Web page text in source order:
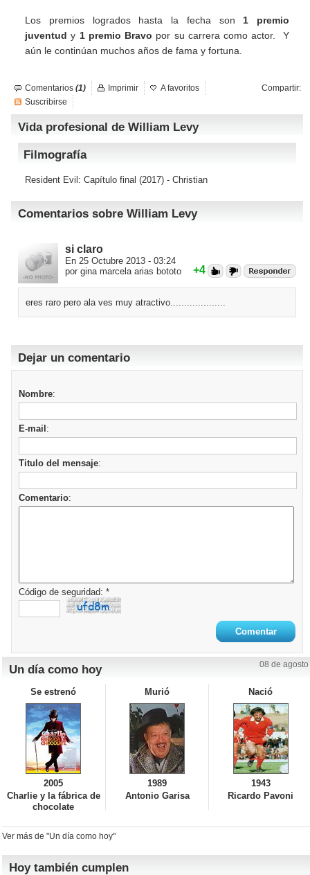
Los premios logrados hasta la fecha son 1 premio
juventud y 1 premio Bravo por su carrera como actor. Y
aún le continúan muchos años de fama y fortuna.
Comentarios (1) Compartir:
Imprimir
A favoritos
Suscribirse
Vida profesional de William Levy
Filmografía
Resident Evil: Capítulo final (2017) - Christian
Comentarios sobre William Levy
si claro
En 25 Octubre 2013 - 03:24
por gina marcela arias bototo
+4
eres raro pero ala ves muy atractivo....................
Dejar un comentario
Nombre:
E-mail :
Titulo del mensaje:
Comentario:
Código de seguridad: *
Un día como hoy 08 de agosto
Se estrenó
2005
Charlie y la fábrica de
chocolate
Murió
1989
Antonio Garisa
Nació
1943
Ricardo Pavoni
Ver más de "Un día como hoy"
Hoy también cumplen